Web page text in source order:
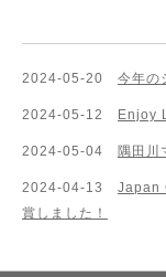
2024-05-20 今年の
2024-05-12 Enjoy
2024-05-04 隅田川
2024-04-13
Japan
賞しました！